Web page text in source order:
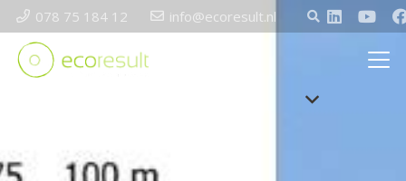
078 75 184 12 info@ecoresult.nl